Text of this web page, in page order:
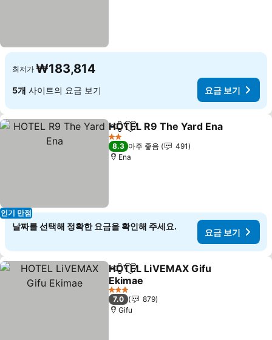
최저가 ₩183,814
5개 사이트의 요금 보기 요금 보기
인기 만점
공유 즐겨찾기에 추가
HOTEL R9 The Yard Ena
2 성급
8.3 아주 좋음
491
Ena
날짜를 선택해 정확한 요금을 확인해 주세요.
요금 보기
공유 즐겨찾기에 추가
HOTEL LiVEMAX Gifu
Ekimae
요금 보기
3 성급
7.0
879
Gifu